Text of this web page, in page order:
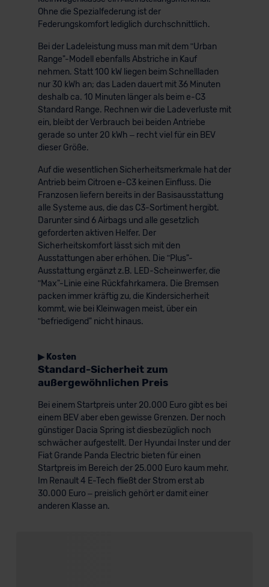
der EU erfolgt, erfolgt dies ausschließlich auf der
Grundlage eines Angemessenheitsbeschlusses der EU-
Kommission (Art. 45 Abs. 1 DSGVO), von
Standarddatenschutzklauseln (Art. 46 Abs. 2 lit. c
DSGVO) oder wenn Sie hierzu Ihre Einwilligung freiwillig
erteilen. Nähere Informationen zu den bestehenden
Datenschutzklauseln können Sie über den Kontakt zu
unserem Datenschutzbeauftragten unter
datenschutz@meinauto.de anfordern.
Ohne die Spezialfederung ist der
Federungskomfort lediglich durchschnittlich.
Bei der Ladeleistung muss man mit dem ʺUrban
Range"-Modell ebenfalls Abstriche in Kauf
nehmen. Statt 100 kW liegen beim Schnellladen
nur 30 kWh an; das Laden dauert mit 36 Minuten
deshalb ca. 10 Minuten länger als beim e-C3
Standard Range. Rechnen wir die Ladeverluste mit
ein, bleibt der Verbrauch bei beiden Antriebe
gerade so unter 20 kWh – recht viel für ein BEV
dieser Größe.
Auf die wesentlichen Sicherheitsmerkmale hat der
Antrieb beim Citroen e-C3 keinen Einfluss. Die
Franzosen liefern bereits in der Basisausstattung
alle Systeme aus, die das C3-Sortiment hergibt.
Darunter sind 6 Airbags und alle gesetzlich
geforderten aktiven Helfer. Der
Sicherheitskomfort lässt sich mit den
Ausstattungen aber erhöhen. Die ʺPlus"-
Ausstattung ergänzt z.B. LED-Scheinwerfer, die
ʺMax"-Linie eine Rückfahrkamera. Die Bremsen
packen immer kräftig zu, die Kindersicherheit
kommt, wie bei Kleinwagen meist, über ein
ʺbefriedigend" nicht hinaus.
▶ Kosten
Standard-Sicherheit zum
außergewöhnlichen Preis
Bei einem Startpreis unter 20.000 Euro gibt es bei
einem BEV aber eben gewisse Grenzen. Der noch
günstiger Dacia Spring ist diesbezüglich noch
schwächer aufgestellt. Der Hyundai Inster und der
Fiat Grande Panda Electric bieten für einen
Startpreis im Bereich der 25.000 Euro kaum mehr.
Im Renault 4 E-Tech fließt der Strom erst ab
30.000 Euro – preislich gehört er damit einer
anderen Klasse an.